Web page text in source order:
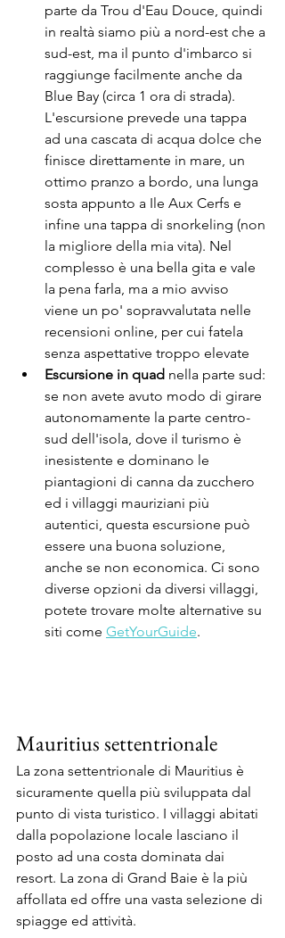
parte da Trou d'Eau Douce, quindi
in realtà siamo più a nord-est che a
sud-est, ma il punto d'imbarco si
raggiunge facilmente anche da
Blue Bay (circa 1 ora di strada).
L'escursione prevede una tappa
ad una cascata di acqua dolce che
finisce direttamente in mare, un
ottimo pranzo a bordo, una lunga
sosta appunto a Ile Aux Cerfs e
infine una tappa di snorkeling (non
la migliore della mia vita). Nel
complesso è una bella gita e vale
la pena farla, ma a mio avviso
viene un po' sopravvalutata nelle
recensioni online, per cui fatela
senza aspettative troppo elevate
Escursione in quad nella parte sud:
se non avete avuto modo di girare
autonomamente la parte centro-
sud dell'isola, dove il turismo è
inesistente e dominano le
piantagioni di canna da zucchero
ed i villaggi mauriziani più
autentici, questa escursione può
essere una buona soluzione,
anche se non economica. Ci sono
diverse opzioni da diversi villaggi,
potete trovare molte alternative su
siti come GetYourGuide.
Mauritius settentrionale
La zona settentrionale di Mauritius è
sicuramente quella più sviluppata dal
punto di vista turistico. I villaggi abitati
dalla popolazione locale lasciano il
posto ad una costa dominata dai
resort. La zona di Grand Baie è la più
affollata ed offre una vasta selezione di
spiagge ed attività.